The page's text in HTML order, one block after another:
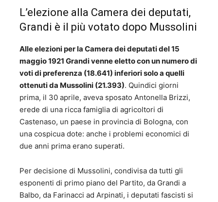
L’elezione alla Camera dei deputati,
Grandi è il più votato dopo Mussolini
Alle elezioni per la Camera dei deputati del 15
maggio 1921 Grandi venne eletto con un numero di
voti di preferenza (18.641) inferiori solo a quelli
ottenuti da Mussolini (21.393). Quindici giorni
prima, il 30 aprile, aveva sposato Antonella Brizzi,
erede di una ricca famiglia di agricoltori di
Castenaso, un paese in provincia di Bologna, con
una cospicua dote: anche i problemi economici di
due anni prima erano superati.
Per decisione di Mussolini, condivisa da tutti gli
esponenti di primo piano del Partito, da Grandi a
Balbo, da Farinacci ad Arpinati, i deputati fascisti si